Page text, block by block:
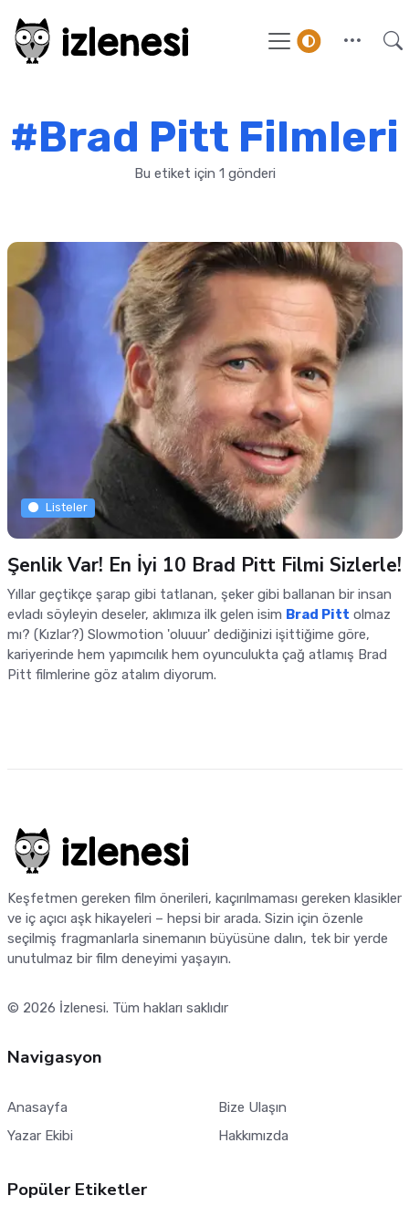
#Brad Pitt Filmleri
Bu etiket için 1 gönderi
Listeler
Şenlik Var! En İyi 10 Brad Pitt Filmi Sizlerle!
Yıllar geçtikçe şarap gibi tatlanan, şeker gibi ballanan bir insan
evladı söyleyin deseler, aklımıza ilk gelen isim Brad Pitt olmaz
mı? (Kızlar?) Slowmotion 'oluuur' dediğinizi işittiğime göre,
kariyerinde hem yapımcılık hem oyunculukta çağ atlamış Brad
Pitt filmlerine göz atalım diyorum.
Keşfetmen gereken film önerileri, kaçırılmaması gereken klasikler
ve iç açıcı aşk hikayeleri – hepsi bir arada. Sizin için özenle
seçilmiş fragmanlarla sinemanın büyüsüne dalın, tek bir yerde
unutulmaz bir film deneyimi yaşayın.
© 2026 İzlenesi. Tüm hakları saklıdır
Navigasyon
Anasayfa
Yazar Ekibi
Bize Ulaşın
Hakkımızda
Popüler Etiketler